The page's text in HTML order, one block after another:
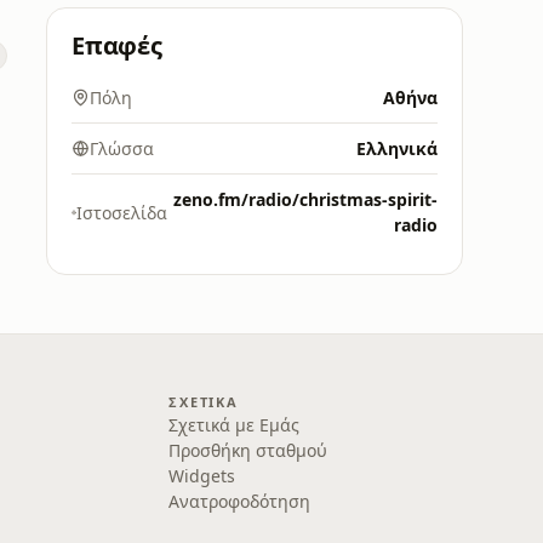
Επαφές
Πόλη Αθήνα
Γλώσσα Ελληνικά
Ιστοσελίδα
zeno.fm/radio/christmas-spirit-
radio
ΣΧΕΤΙΚΆ
Σχετικά με Εμάς
Προσθήκη σταθμού
Widgets
Ανατροφοδότηση